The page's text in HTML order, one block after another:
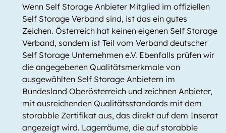
Wenn Self Storage Anbieter Mitglied im offiziellen
Self Storage Verband sind, ist das ein gutes
Zeichen. Österreich hat keinen eigenen Self Storage
Verband, sondern ist Teil vom Verband deutscher
Self Storage Unternehmen e.V. Ebenfalls prüfen wir
die angegebenen Qualitätsmerkmale von
ausgewählten Self Storage Anbietern im
Bundesland Oberösterreich und zeichnen Anbieter,
mit ausreichenden Qualitätsstandards mit dem
storabble Zertifikat aus, das direkt auf dem Inserat
angezeigt wird. Lagerräume, die auf storabble